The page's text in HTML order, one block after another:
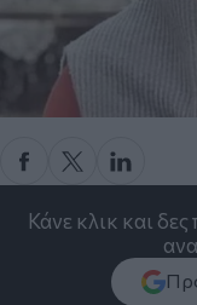
Κάνε κλικ και